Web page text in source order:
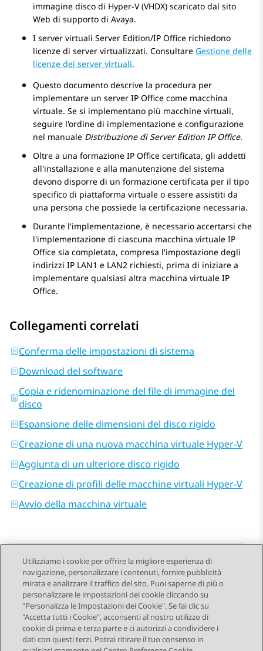
immagine disco di Hyper-V (VHDX) scaricato dal sito
Web di supporto di Avaya.
I server virtuali Server Edition/IP Office richiedono
licenze di server virtualizzati. Consultare Gestione delle
licenze dei server virtuali.
Questo documento descrive la procedura per
implementare un server IP Office come macchina
virtuale. Se si implementano più macchine virtuali,
seguire l'ordine di implementazione e configurazione
nel manuale Distribuzione di Server Edition IP Office.
Oltre a una formazione IP Office certificata, gli addetti
all'installazione e alla manutenzione del sistema
devono disporre di un formazione certificata per il tipo
specifico di piattaforma virtuale o essere assistiti da
una persona che possiede la certificazione necessaria.
Durante l'implementazione, è necessario accertarsi che
l'implementazione di ciascuna macchina virtuale IP
Office sia completata, compresa l'impostazione degli
indirizzi IP LAN1 e LAN2 richiesti, prima di iniziare a
implementare qualsiasi altra macchina virtuale IP
Office.
Collegamenti correlati
Conferma delle impostazioni di sistema
Download del software
Copia e ridenominazione del file di immagine del
disco
Espansione delle dimensioni del disco rigido
Creazione di una nuova macchina virtuale Hyper-V
Aggiunta di un ulteriore disco rigido
Creazione di profili delle macchine virtuali Hyper-V
Avvio della macchina virtuale
Send Feedback
Navigazione argomento
Argomento precedente Argomento successivo
Utilizziamo i cookie per offrire la migliore esperienza di
navigazione, personalizzare i contenuti, fornire pubblicità
mirata e analizzare il traffico del sito. Puoi saperne di più o
personalizzare le impostazioni dei cookie cliccando su
"Personalizza le Impostazioni dei Cookie". Se fai clic su
"Accetta tutti i Cookie", acconsenti al nostro utilizzo di
cookie di prima e terza parte e ci autorizzi a condividere i
dati con questi terzi. Potrai ritirare il tuo consenso in